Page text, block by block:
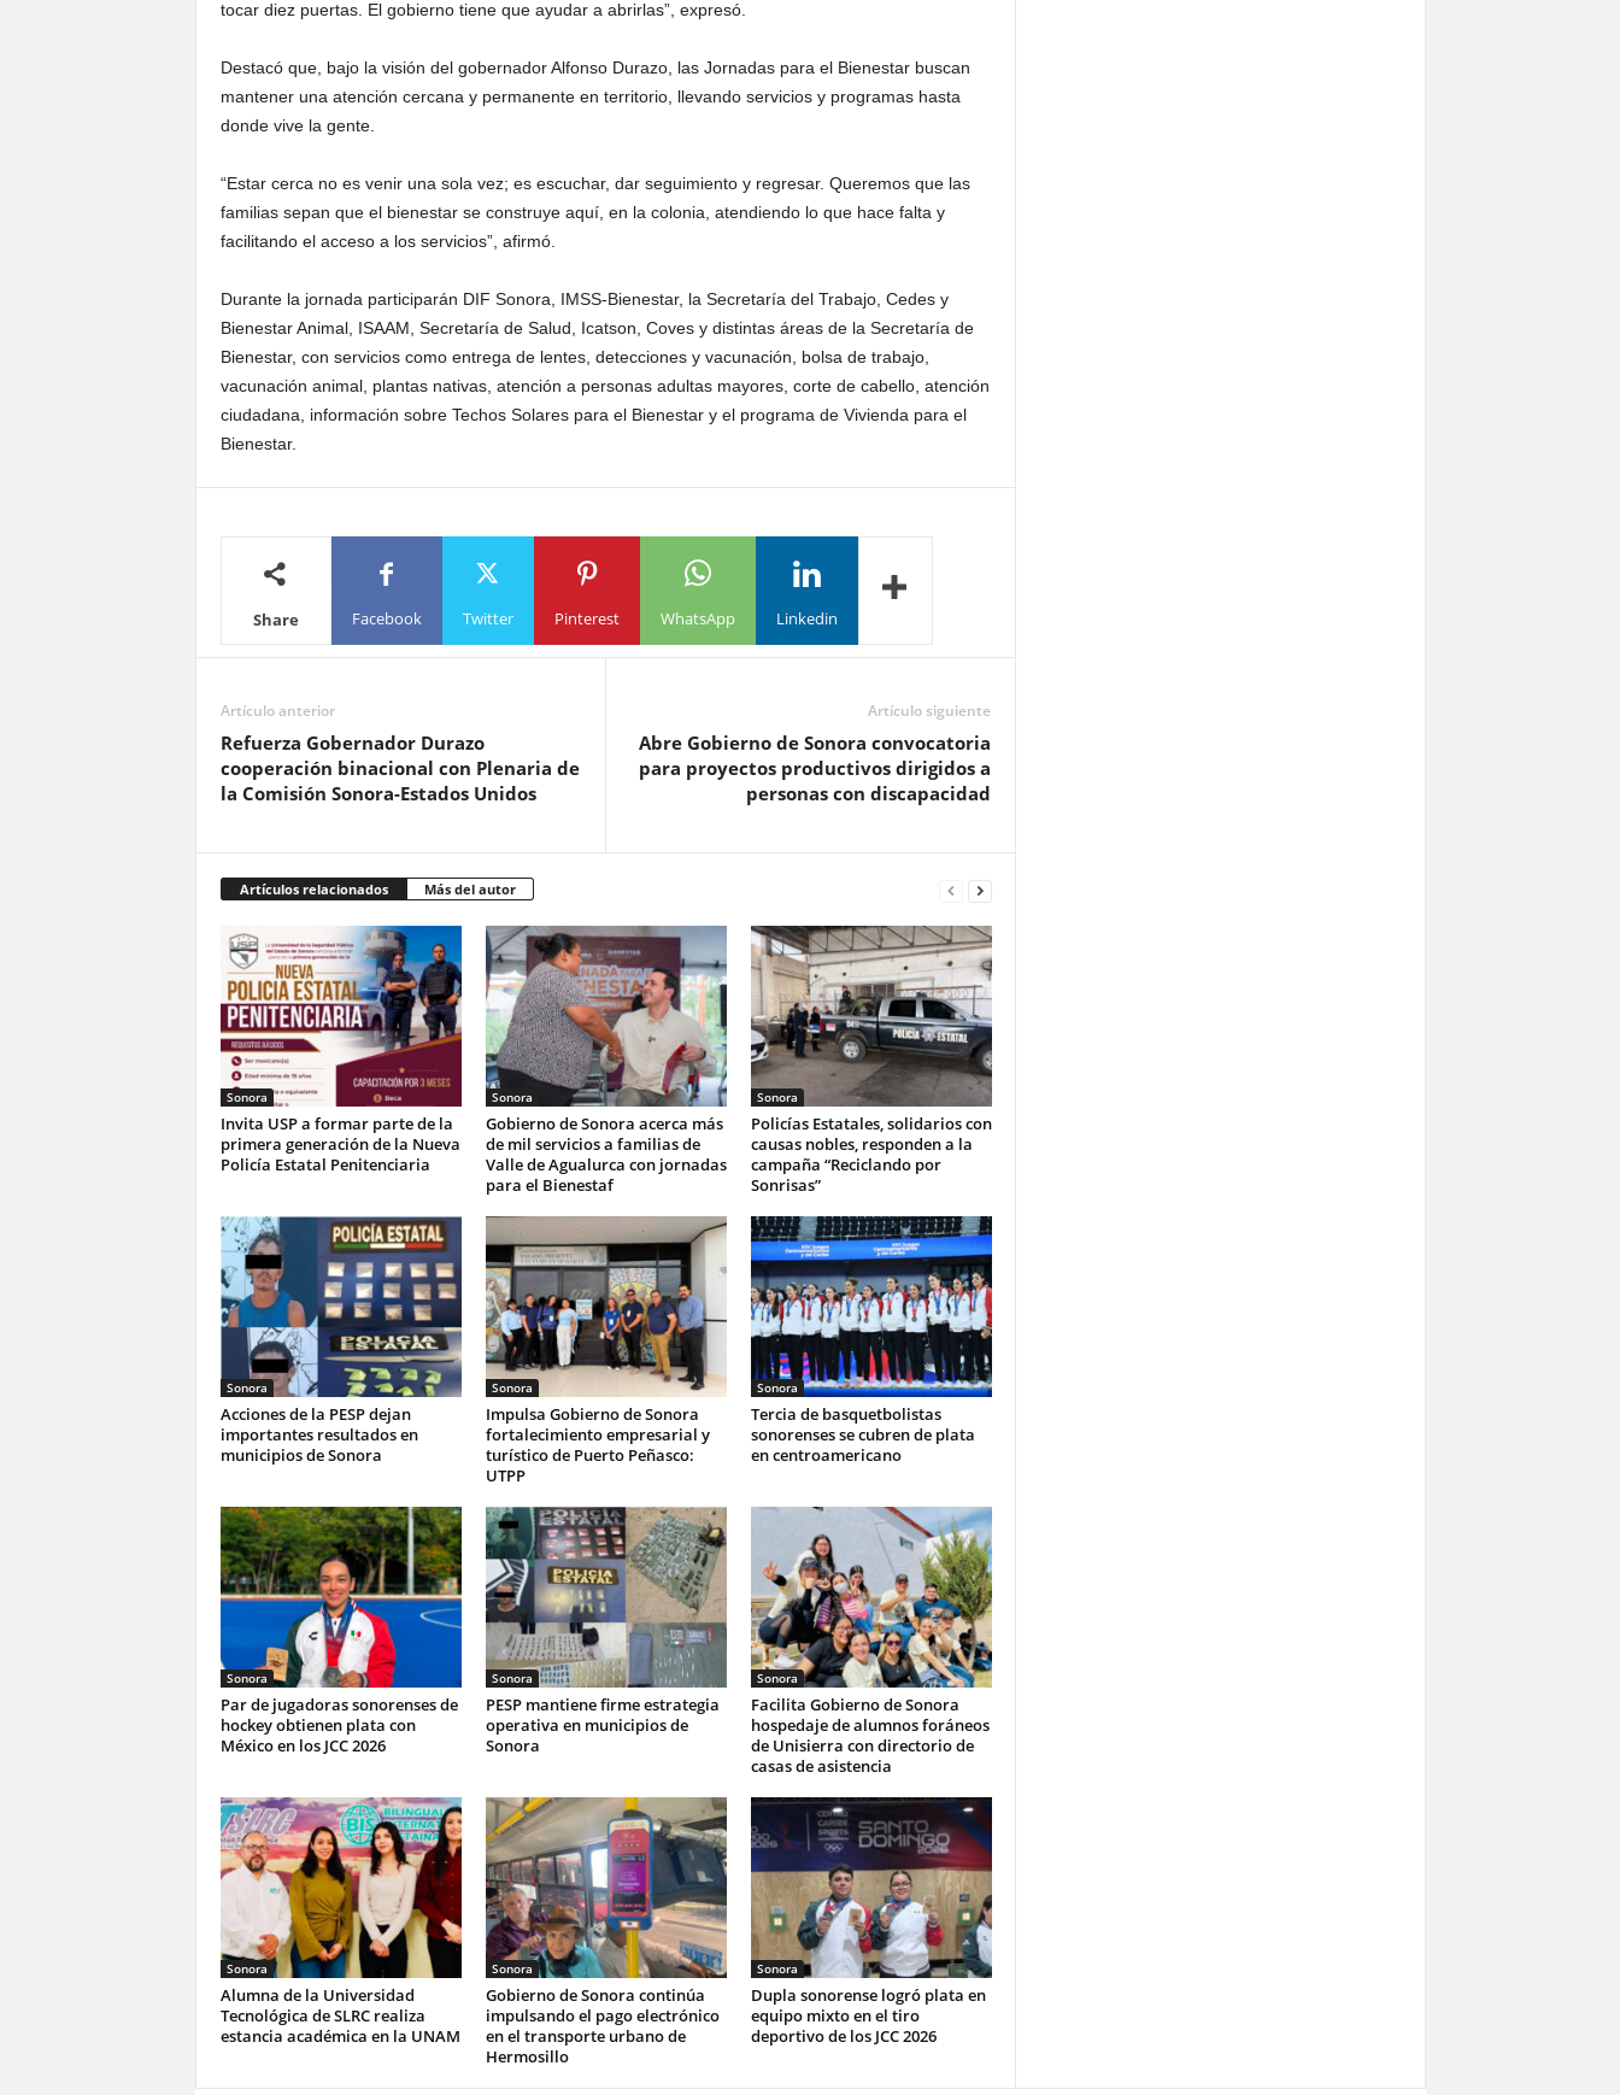
tocar diez puertas. El gobierno tiene que ayudar a abrirlas”, expresó.
Destacó que, bajo la visión del gobernador Alfonso Durazo, las Jornadas para el Bienestar buscan
mantener una atención cercana y permanente en territorio, llevando servicios y programas hasta
donde vive la gente.
“Estar cerca no es venir una sola vez; es escuchar, dar seguimiento y regresar. Queremos que las
familias sepan que el bienestar se construye aquí, en la colonia, atendiendo lo que hace falta y
facilitando el acceso a los servicios”, afirmó.
Durante la jornada participarán DIF Sonora, IMSS-Bienestar, la Secretaría del Trabajo, Cedes y
Bienestar Animal, ISAAM, Secretaría de Salud, Icatson, Coves y distintas áreas de la Secretaría de
Bienestar, con servicios como entrega de lentes, detecciones y vacunación, bolsa de trabajo,
vacunación animal, plantas nativas, atención a personas adultas mayores, corte de cabello, atención
ciudadana, información sobre Techos Solares para el Bienestar y el programa de Vivienda para el
Bienestar.
Share Facebook Twitter Pinterest WhatsApp Linkedin
Artículo anterior
Refuerza Gobernador Durazo
cooperación binacional con Plenaria de
la Comisión Sonora-Estados Unidos
Artículo siguiente
Abre Gobierno de Sonora convocatoria
para proyectos productivos dirigidos a
personas con discapacidad
Artículos relacionados Más del autor
Sonora
Invita USP a formar parte de la
primera generación de la Nueva
Policía Estatal Penitenciaria
Sonora
Gobierno de Sonora acerca más
de mil servicios a familias de
Valle de Agualurca con jornadas
para el Bienestaf
Sonora
Policías Estatales, solidarios con
causas nobles, responden a la
campaña “Reciclando por
Sonrisas”
Sonora
Acciones de la PESP dejan
importantes resultados en
municipios de Sonora
Sonora
Impulsa Gobierno de Sonora
fortalecimiento empresarial y
turístico de Puerto Peñasco:
UTPP
Sonora
Tercia de basquetbolistas
sonorenses se cubren de plata
en centroamericano
Sonora
Par de jugadoras sonorenses de
hockey obtienen plata con
México en los JCC 2026
Sonora
PESP mantiene firme estrategia
operativa en municipios de
Sonora
Sonora
Facilita Gobierno de Sonora
hospedaje de alumnos foráneos
de Unisierra con directorio de
casas de asistencia
Sonora
Alumna de la Universidad
Tecnológica de SLRC realiza
estancia académica en la UNAM
Sonora
Gobierno de Sonora continúa
impulsando el pago electrónico
en el transporte urbano de
Hermosillo
Sonora
Dupla sonorense logró plata en
equipo mixto en el tiro
deportivo de los JCC 2026